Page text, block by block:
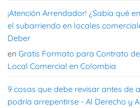
¡Atención Arrendador! ¿Sabía qué
el subarriendo en locales
Deber
en Gratis Formato para Contrato
Local Comercial en Colombia
9 cosas que debe revisar antes de
podría arrepentirse - Al Derecho y